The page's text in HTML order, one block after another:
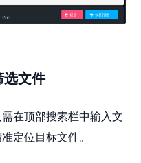
选文件
在顶部搜索栏中输入文
定位目标文件。